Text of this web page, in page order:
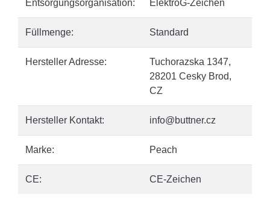
Entsorgungsorganisation: ElektroG-Zeichen
Füllmenge: Standard
Hersteller Adresse:
Tuchorazska 1347,
28201 Cesky Brod,
CZ
Hersteller Kontakt: info@buttner.cz
Marke: Peach
CE: CE-Zeichen